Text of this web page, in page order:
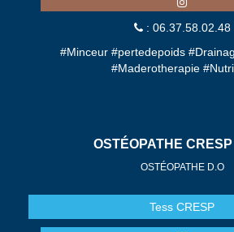
: 06.37.58.02.48
#Minceur #pertedepoids
#Maderotherapie
OSTÉOPATHE
OSTÉOPATHE D.O
Tess CRESP